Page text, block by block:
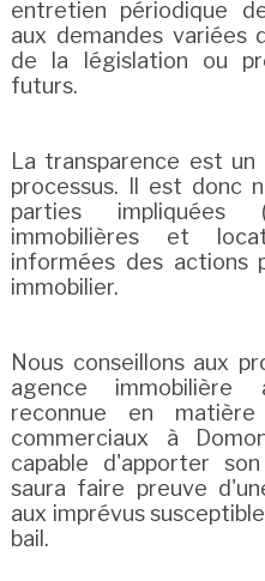
entretien périodique
aux demandes variées
de la législation ou
futurs.
La transparence est
processus. Il est donc
parties impliquées
immobilières et
informées des actions
immobilier.
Nous conseillons aux
agence immobilière
reconnue en
commerciaux à
capable d'apporter
saura faire preuve
aux imprévus
bail.